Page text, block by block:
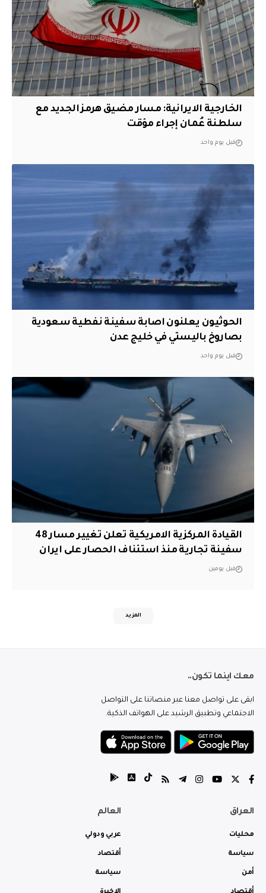
الخارجية الايرانية: مسار مضيق هرمز الجديد مع
سلطنة عُمان إجراء مؤقت
قبل يوم واحد
الحوثيون يعلنون اصابة سفينة نفطية سعودية
بصاروخ باليستي في خليج عدن
قبل يوم واحد
القيادة المركزية الامريكية تعلن تغيير مسار 48
سفينة تجارية منذ استئناف الحصار على ايران
قبل يومين
المزيد
معك اينما تكون..
ابقى على تواصل معنا عبر منصاتنا على التواصل
الاجتماعي وتطبيق الرشيد على الهواتف الذكية.
العراق
محليات
سياسة
أمن
العالم
عربي ودولي
أقتصاد
سياسة